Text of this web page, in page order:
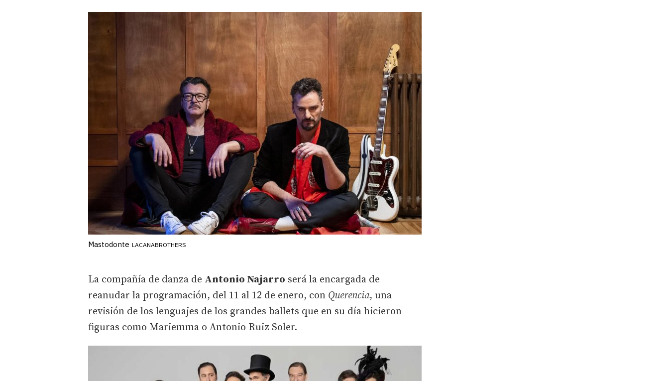
Mastodonte LACANABROTHERS
La compañía de danza de Antonio Najarro será la encargada de
reanudar la programación, del 11 al 12 de enero, con Querencia, una
revisión de los lenguajes de los grandes ballets que en su día hicieron
figuras como Mariemma o Antonio Ruiz Soler.